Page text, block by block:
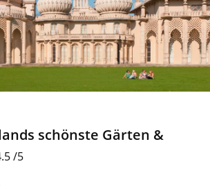
schönste Gärten &
/5